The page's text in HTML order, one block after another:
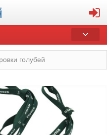
голубей